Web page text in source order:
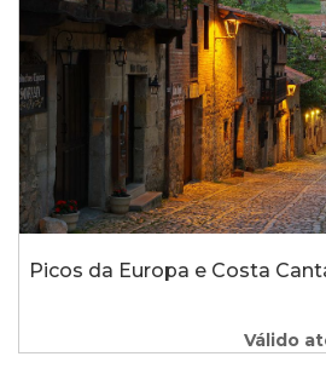
Picos da Europa e Costa
Válido